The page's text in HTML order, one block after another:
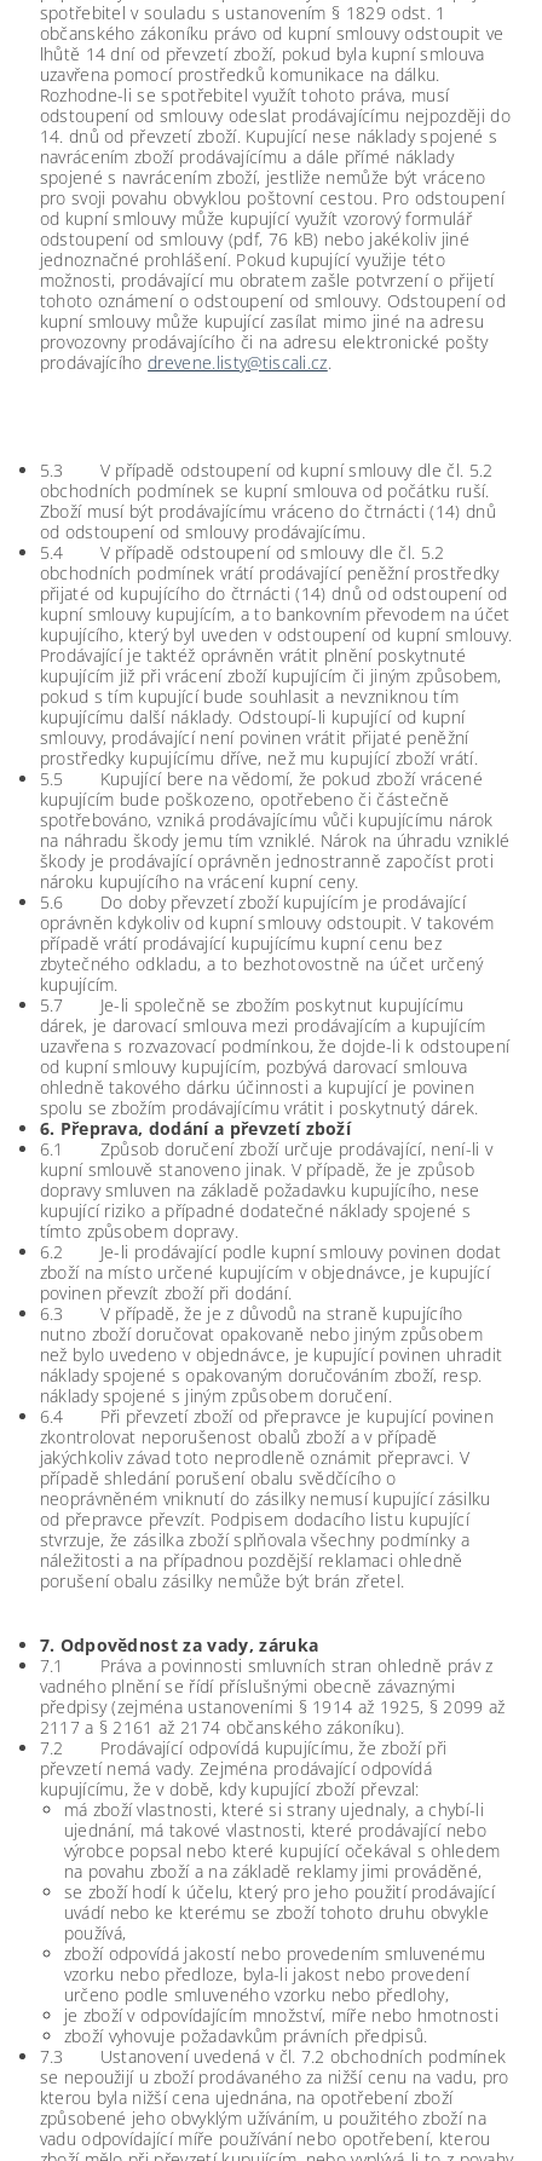
spotřebitel v souladu s ustanovením § 1829 odst. 1
občanského zákoníku právo od kupní smlouvy odstoupit ve
lhůtě 14 dní od převzetí zboží, pokud byla kupní smlouva
uzavřena pomocí prostředků komunikace na dálku.
Rozhodne-li se spotřebitel využít tohoto práva, musí
odstoupení od smlouvy odeslat prodávajícímu nejpozději do
14. dnů od převzetí zboží. Kupující nese náklady spojené s
navrácením zboží prodávajícímu a dále přímé náklady
spojené s navrácením zboží, jestliže nemůže být vráceno
pro svoji povahu obvyklou poštovní cestou. Pro odstoupení
od kupní smlouvy může kupující využít vzorový formulář
odstoupení od smlouvy (pdf, 76 kB) nebo jakékoliv jiné
jednoznačné prohlášení. Pokud kupující využije této
možnosti, prodávající mu obratem zašle potvrzení o přijetí
tohoto oznámení o odstoupení od smlouvy. Odstoupení od
kupní smlouvy může kupující zasílat mimo jiné na adresu
provozovny prodávajícího či na adresu elektronické pošty
prodávajícíhodrevene.listy@tiscali.cz.
5.3 V případě odstoupení od kupní smlouvy dle čl. 5.2
obchodních podmínek se kupní smlouva od počátku ruší.
Zboží musí být prodávajícímu vráceno do čtrnácti (14) dnů
od odstoupení od smlouvy prodávajícímu.
5.4 V případě odstoupení od smlouvy dle čl. 5.2
obchodních podmínek vrátí prodávající peněžní prostředky
přijaté od kupujícího do čtrnácti (14) dnů od odstoupení od
kupní smlouvy kupujícím, a to bankovním převodem na účet
kupujícího, který byl uveden v odstoupení od kupní smlouvy.
Prodávající je taktéž oprávněn vrátit plnění poskytnuté
kupujícím již při vrácení zboží kupujícím či jiným způsobem,
pokud s tím kupující bude souhlasit a nevzniknou tím
kupujícímu další náklady. Odstoupí-li kupující od kupní
smlouvy, prodávající není povinen vrátit přijaté peněžní
prostředky kupujícímu dříve, než mu kupující zboží vrátí.
5.5 Kupující bere na vědomí, že pokud zboží vrácené
kupujícím bude poškozeno, opotřebeno či částečně
spotřebováno, vzniká prodávajícímu vůči kupujícímu nárok
na náhradu škody jemu tím vzniklé. Nárok na úhradu vzniklé
škody je prodávající oprávněn jednostranně započíst proti
nároku kupujícího na vrácení kupní ceny.
5.6 Do doby převzetí zboží kupujícím je prodávající
oprávněn kdykoliv od kupní smlouvy odstoupit. V takovém
případě vrátí prodávající kupujícímu kupní cenu bez
zbytečného odkladu, a to bezhotovostně na účet určený
kupujícím.
5.7 Je-li společně se zbožím poskytnut kupujícímu
dárek, je darovací smlouva mezi prodávajícím a kupujícím
uzavřena s rozvazovací podmínkou, že dojde-li k odstoupení
od kupní smlouvy kupujícím, pozbývá darovací smlouva
ohledně takového dárku účinnosti a kupující je povinen
spolu se zbožím prodávajícímu vrátit i poskytnutý dárek.
6. Přeprava, dodání a převzetí zboží
6.1 Způsob doručení zboží určuje prodávající, není-li v
kupní smlouvě stanoveno jinak. V případě, že je způsob
dopravy smluven na základě požadavku kupujícího, nese
kupující riziko a případné dodatečné náklady spojené s
tímto způsobem dopravy.
6.2 Je-li prodávající podle kupní smlouvy povinen dodat
zboží na místo určené kupujícím v objednávce, je kupující
povinen převzít zboží při dodání.
6.3 V případě, že je z důvodů na straně kupujícího
nutno zboží doručovat opakovaně nebo jiným způsobem
než bylo uvedeno v objednávce, je kupující povinen uhradit
náklady spojené s opakovaným doručováním zboží, resp.
náklady spojené s jiným způsobem doručení.
6.4 Při převzetí zboží od přepravce je kupující povinen
zkontrolovat neporušenost obalů zboží a v případě
jakýchkoliv závad toto neprodleně oznámit přepravci. V
případě shledání porušení obalu svědčícího o
neoprávněném vniknutí do zásilky nemusí kupující zásilku
od přepravce převzít. Podpisem dodacího listu kupující
stvrzuje, že zásilka zboží splňovala všechny podmínky a
náležitosti a na případnou pozdější reklamaci ohledně
porušení obalu zásilky nemůže být brán zřetel.
7. Odpovědnost za vady, záruka
7.1 Práva a povinnosti smluvních stran ohledně práv z
vadného plnění se řídí příslušnými obecně závaznými
předpisy (zejména ustanoveními § 1914 až 1925, § 2099 až
2117 a § 2161 až 2174 občanského zákoníku).
7.2 Prodávající odpovídá kupujícímu, že zboží při
převzetí nemá vady. Zejména prodávající odpovídá
kupujícímu, že v době, kdy kupující zboží převzal:
má zboží vlastnosti, které si strany ujednaly, a chybí-li
ujednání, má takové vlastnosti, které prodávající nebo
výrobce popsal nebo které kupující očekával s ohledem
na povahu zboží a na základě reklamy jimi prováděné,
se zboží hodí k účelu, který pro jeho použití prodávající
uvádí nebo ke kterému se zboží tohoto druhu obvykle
používá,
zboží odpovídá jakostí nebo provedením smluvenému
vzorku nebo předloze, byla-li jakost nebo provedení
určeno podle smluveného vzorku nebo předlohy,
je zboží v odpovídajícím množství, míře nebo hmotnosti
zboží vyhovuje požadavkům právních předpisů.
7.3 Ustanovení uvedená v čl. 7.2 obchodních podmínek
se nepoužijí u zboží prodávaného za nižší cenu na vadu, pro
kterou byla nižší cena ujednána, na opotřebení zboží
způsobené jeho obvyklým užíváním, u použitého zboží na
vadu odpovídající míře používání nebo opotřebení, kterou